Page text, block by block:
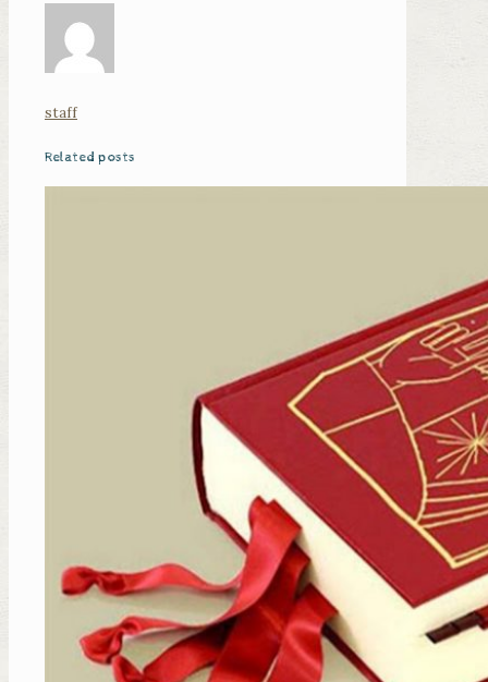
staff
Related posts